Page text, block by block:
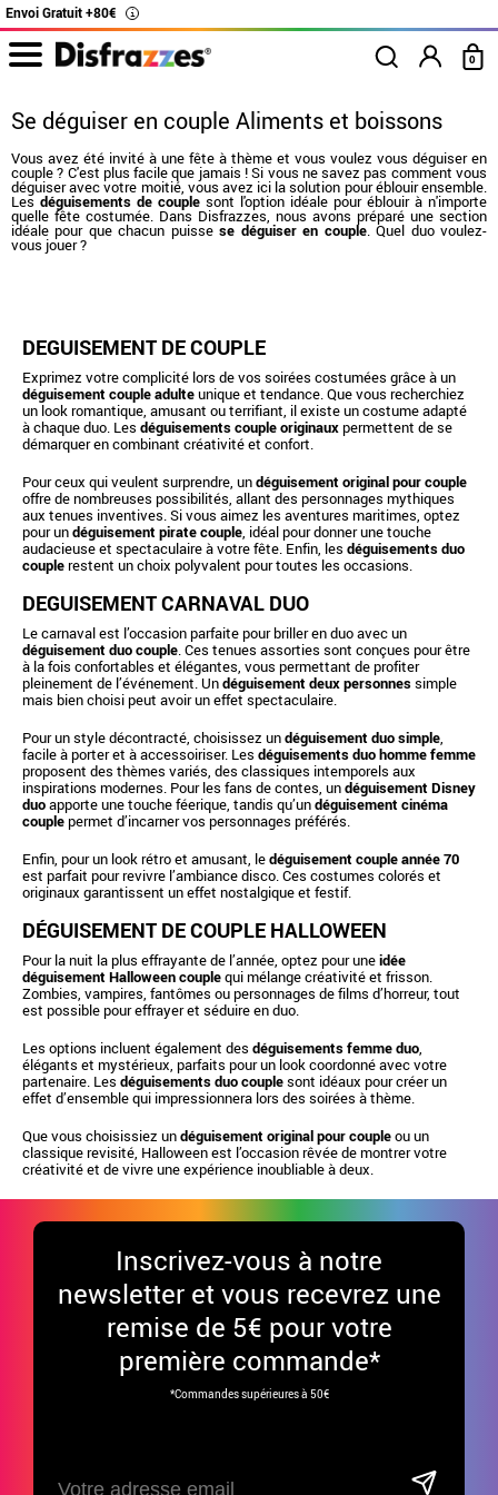
Envoi Gratuit +80€ i
0
Se déguiser en couple Aliments et boissons
Vous avez été invité à une fête à thème et vous voulez vous déguiser en
couple ? C'est plus facile que jamais ! Si vous ne savez pas comment vous
déguiser avec votre moitié, vous avez ici la solution pour éblouir ensemble.
Les déguisements de couple sont l'option idéale pour éblouir à n'importe
quelle fête costumée. Dans Disfrazzes, nous avons préparé une section
idéale pour que chacun puissese déguiser en couple. Quel duo voulez-
vous jouer ?
DÉGUISEMENT DE COUPLE
Exprimez votre complicité lors de vos soirées costumées grâce à un
déguisement couple adulteunique et tendance. Que vous recherchiez
un look romantique, amusant ou terrifiant, il existe un costume adapté
à chaque duo. Les déguisements couple originauxpermettent de se
démarquer en combinant créativité et confort.
Pour ceux qui veulent surprendre, undéguisement original pour couple
offre de nombreuses possibilités, allant des personnages mythiques
aux tenues inventives. Si vous aimez les aventures maritimes, optez
pour undéguisement pirate couple, idéal pour donner une touche
audacieuse et spectaculaire à votre fête. Enfin, les déguisements duo
couplerestent un choix polyvalent pour toutes les occasions.
DEGUISEMENT CARNAVAL DUO
Le carnaval est l’occasion parfaite pour briller en duo avec un
déguisement duo couple. Ces tenues assorties sont conçues pour être
à la fois confortables et élégantes, vous permettant de profiter
pleinement de l’événement. Undéguisement deux personnessimple
mais bien choisi peut avoir un effet spectaculaire.
Pour un style décontracté, choisissez undéguisement duo simple,
facile à porter et à accessoiriser. Les déguisements duo homme femme
proposent des thèmes variés, des classiques intemporels aux
inspirations modernes. Pour les fans de contes, undéguisement Disney
duoapporte une touche féerique, tandis qu’undéguisement cinéma
couplepermet d’incarner vos personnages préférés.
Enfin, pour un look rétro et amusant, ledéguisement couple année 70
est parfait pour revivre l’ambiance disco. Ces costumes colorés et
originaux garantissent un effet nostalgique et festif.
DÉGUISEMENT DE COUPLE HALLOWEEN
Pour la nuit la plus effrayante de l’année, optez pour uneidée
déguisement Halloween couplequi mélange créativité et frisson.
Zombies, vampires, fantômes ou personnages de films d’horreur, tout
est possible pour effrayer et séduire en duo.
Les options incluent également des déguisements femme duo,
élégants et mystérieux, parfaits pour un look coordonné avec votre
partenaire. Les déguisements duo couplesont idéaux pour créer un
effet d’ensemble qui impressionnera lors des soirées à thème.
Que vous choisissiez undéguisement original pour coupleou un
classique revisité, Halloween est l’occasion rêvée de montrer votre
créativité et de vivre une expérience inoubliable à deux.
Inscrivez-vous à notre
newsletter et vous recevrez une
remise de 5€ pour votre
première commande*
*Commandes supérieures à 50€